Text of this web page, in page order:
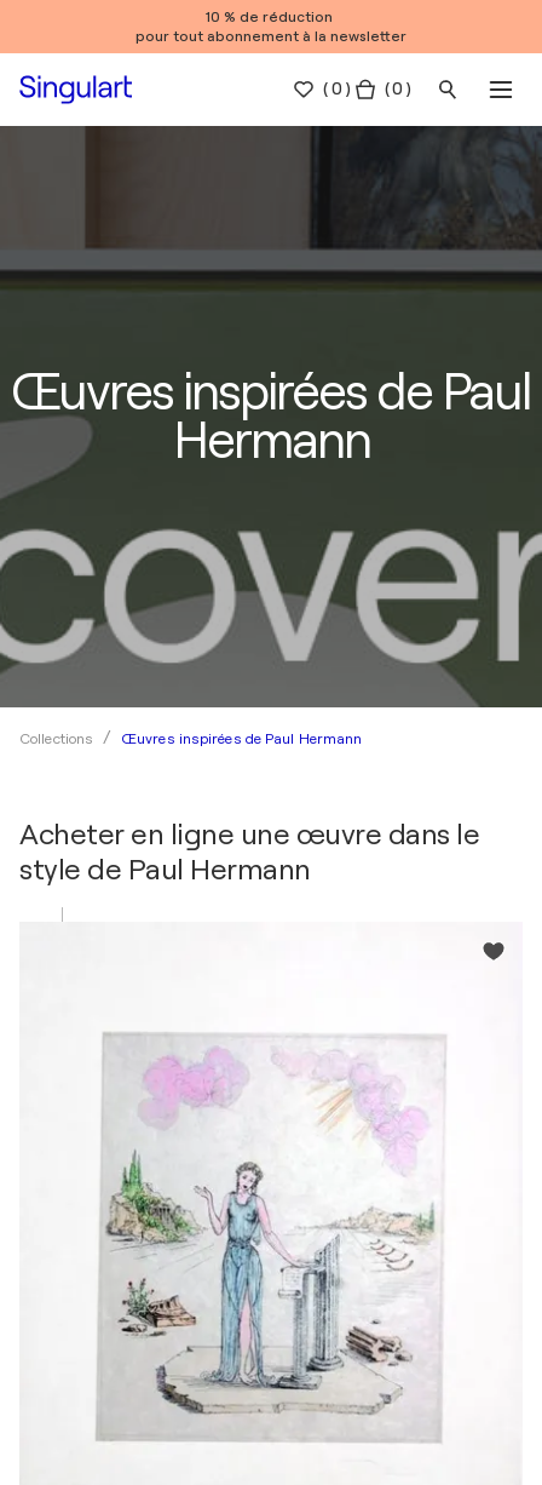
10 % de réduction
pour tout abonnement à la newsletter
(0 ) ( 0 )
Œuvres inspirées de Paul
Hermann
Collections Œuvres inspirées de Paul Hermann
Acheter en ligne une œuvre dans le
style de Paul Hermann